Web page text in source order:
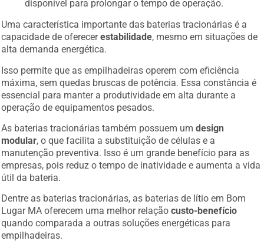
Uma característica importante das baterias tracionárias é a
capacidade de oferecerestabilidade , mesmo em situações de
alta demanda energética.
Isso permite que as empilhadeiras operem com eficiência
máxima, sem quedas bruscas de potência. Essa constância é
essencial para manter a produtividade em alta durante a
operação de equipamentos pesados.
As baterias tracionárias também possuem umdesign
modular , o que facilita a substituição de células e a
manutenção preventiva. Isso é um grande benefício para as
empresas, pois reduz o tempo de inatividade e aumenta a vida
útil da bateria.
Dentre as baterias tracionárias, as baterias de lítio em Bom
Lugar MA oferecem uma melhor relaçãocusto-benefício
quando comparada a outras soluções energéticas para
empilhadeiras.